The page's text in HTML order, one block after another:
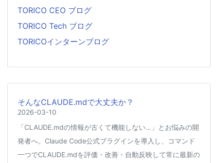
TORICO CEO ブログ
TORICO Tech ブログ
TORICOインターンブログ
そんなCLAUDE.mdで大丈夫か？
2026-03-10
「CLAUDE.mdの情報が古くて機能しない…」とお悩みの開
発者へ。Claude Code公式プラグインを導入し、コマンド
一つでCLAUDE.mdを評価・改善・自動反映して常に最新の